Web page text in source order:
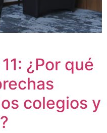
¿Por qué
colegios y